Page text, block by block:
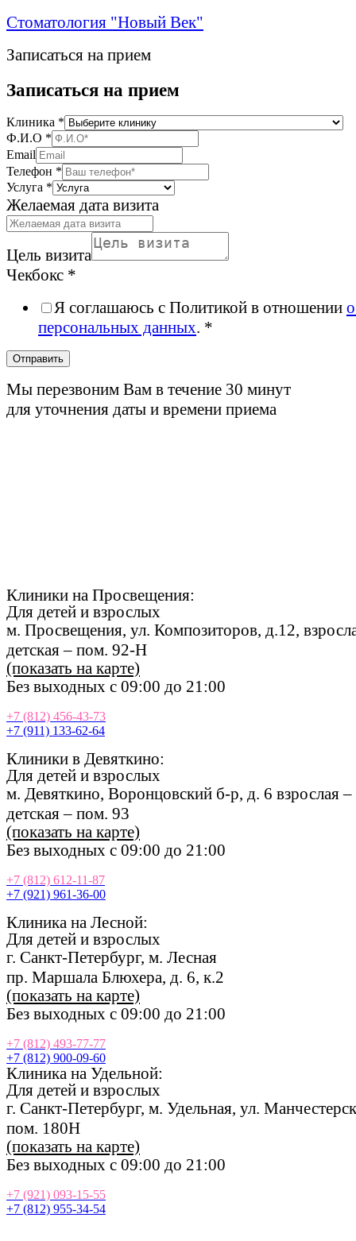
Стоматология "Новый Век"
Записаться на прием
Записаться на прием
Клиника *
Ф.И.О *
Email
Телефон *
Услуга *
Желаемая дата визита
Цель визита
Чекбокс *
Я соглашаюсь с Политикой в отношении
персональных данных. *
Отправить
Мы перезвоним Вам в течение 30 минут
для уточнения даты и времени приема
Клиники на Просвещения:
Для детей и взрослых
м. Просвещения, ул. Композиторов, д.12,
детская – пом. 92-Н
(показать на карте)
Без выходных с 09:00 до 21:00
+7 (812) 456-43-73
+7 (911) 133-62-64
Клиники в Девяткино:
Для детей и взрослых
м. Девяткино, Воронцовский б-р, д. 6 взрослая
детская – пом. 93
(показать на карте)
Без выходных с 09:00 до 21:00
+7 (812) 612-11-87
+7 (921) 961-36-00
Клиника на Лесной:
Для детей и взрослых
г. Санкт-Петербург, м. Лесная
пр. Маршала Блюхера, д. 6, к.2
(показать на карте)
Без выходных с 09:00 до 21:00
+7 (812) 493-77-77
+7 (812) 900-09-60
Клиника на Удельной:
Для детей и взрослых
г. Санкт-Петербург, м. Удельная, ул.
пом. 180Н
(показать на карте)
Без выходных с 09:00 до 21:00
+7 (921) 093-15-55
+7 (812) 955-34-54